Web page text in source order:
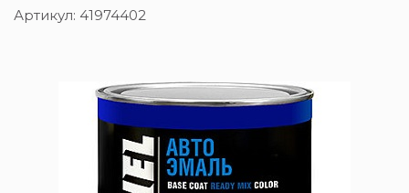
Артикул: 41974402